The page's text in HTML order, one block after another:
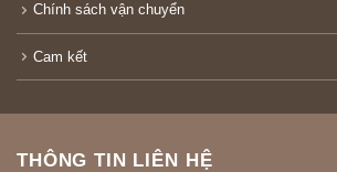
Chính sách vận chuyển
Cam kết
THÔNG TIN LIÊN HỆ